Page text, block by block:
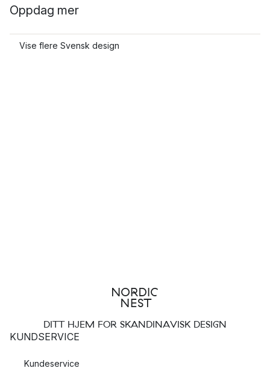
Oppdag mer
Vise flere Svensk design
DITT HJEM FOR SKANDINAVISK DESIGN
KUNDSERVICE
Kundeservice